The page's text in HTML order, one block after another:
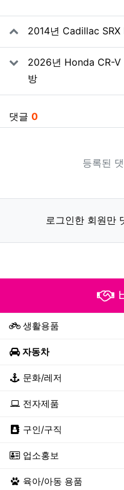
관련자료2014년 Cadillac
2026년 Honda CR-V
방
댓글 0
등록된
로그인한 회원만
생활용품
자동차
문화/레저
전자제품
구인/구직
업소홍보
육아/아동 용품